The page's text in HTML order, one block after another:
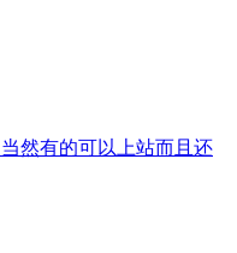
然有的可以上站而且还